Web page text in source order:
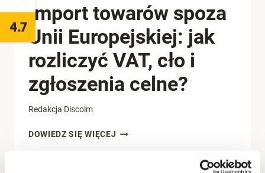
Import towarów spoza
Unii Europejskiej: jak
rozliczyć VAT, cło i
zgłoszenia celne?
Redakcja Discolm
DOWIEDZ SIĘ WIĘCEJ IMPORT
4.7